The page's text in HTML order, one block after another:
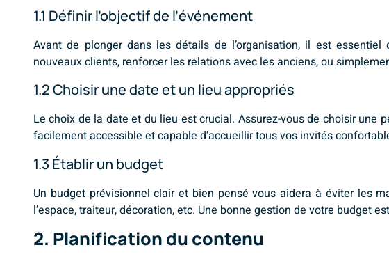
1.1 Définir l’objectif de l’événement
Avant de plonger dans les détails de l’organisation, il est
nouveaux clients, renforcer les relations avec les anciens, ou
1.2 Choisir une date et un lieu appropriés
Le choix de la date et du lieu est crucial. Assurez-vous de choisir
facilement accessible et capable d’accueillir tous vos invités
1.3 Établir un budget
Un budget prévisionnel clair et bien pensé vous aidera à éviter les
l’espace, traiteur, décoration, etc. Une bonne gestion de votre budget
2. Planification du contenu